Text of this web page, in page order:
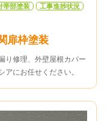
帯部塗装
工事進捗状況
扉枠塗装
り修理、外壁屋根カバー
にお任せください。